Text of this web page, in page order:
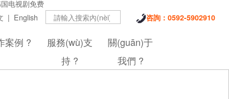
电视剧免费
| English 咨詢：0592-5902910
案例 ?
服務(wù)支
持 ?
關(guān)于
我們 ?